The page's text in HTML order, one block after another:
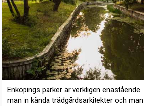
Enköpings parker är verkligen
man in kända trädgårdsarkitekter och